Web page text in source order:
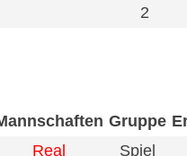
2
Gruppe
Real Spiel